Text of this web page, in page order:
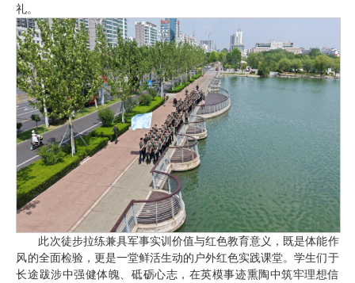
礼。
此次徒步拉练兼具军事实训价值与红色教育意义，既是体能作
风的全面检验，更是一堂鲜活生动的户外红色实践课堂。学生们于
长途跋涉中强健体魄、砥砺心志，在英模事迹熏陶中筑牢理想信